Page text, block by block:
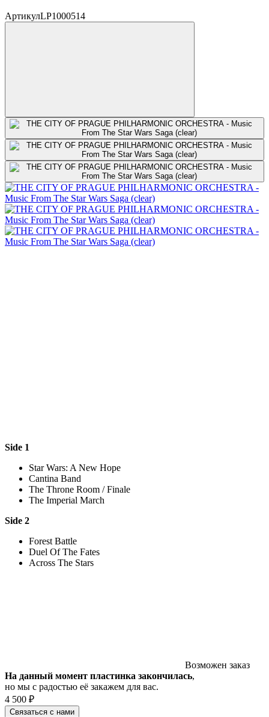
АртикулLP1000514
Side 1
Star Wars: A New Hope
Cantina Band
The Throne Room / Finale
The Imperial March
Side 2
Forest Battle
Duel Of The Fates
Across The Stars
Возможен заказ
На данный момент пластинка закончилась,
но мы с радостью её закажем для вас.
4 500 ₽
Связаться с нами